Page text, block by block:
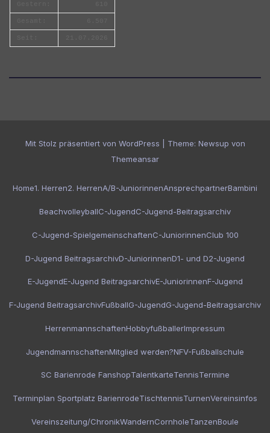
Mit Stolz präsentiert von WordPress Theme: Newsup von
Themeansar
Home1. Herren2. HerrenA/B-JuniorinnenAnsprechpartnerBambini
BeachvolleyballC-JugendC-Jugend-Beitragsarchiv
C-Jugend-SpielgemeinschaftenC-JuniorinnenClub 100
D-Jugend BeitragsarchivD-JuniorinnenD1- und D2-Jugend
E-JugendE-Jugend BeitragsarchivE-JuniorinnenF-Jugend
F-Jugend BeitragsarchivFußballG-JugendG-Jugend-Beitragsarchiv
HerrenmannschaftenHobbyfußballerImpressum
JugendmannschaftenMitglied werden?NFV-Fußballschule
SC Barienrode FanshopTalentkarteTennisTermine
Terminplan Sportplatz BarienrodeTischtennisTurnenVereinsinfos
Vereinszeitung/ChronikWandernCornholeTanzenBoule